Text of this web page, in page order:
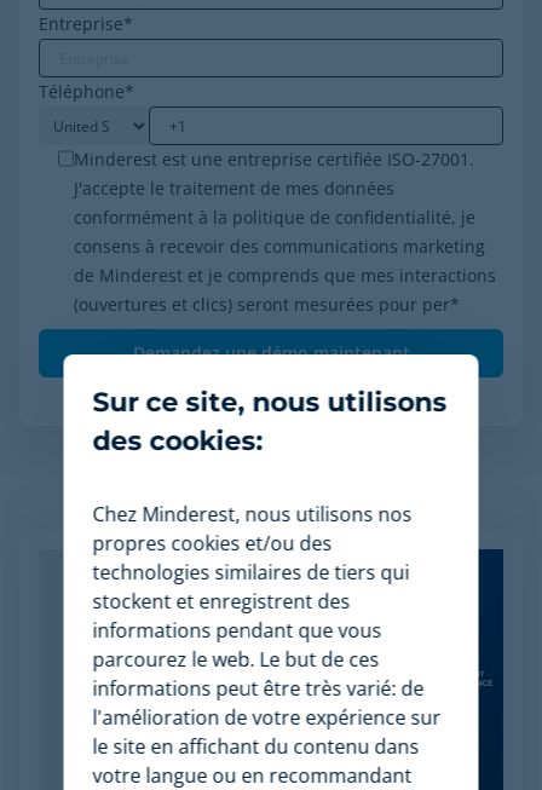
Entreprise*
Téléphone*
Minderest est une entreprise certifiée ISO-27001.
J'accepte le traitement de mes données
conformément à la politique de confidentialité, je
consens à recevoir des communications marketing
de Minderest et je comprends que mes interactions
(ouvertures et clics) seront mesurées pour per*
Articles apparentés
Sur ce site, nous utilisons
des cookies:
Chez Minderest, nous utilisons nos
propres cookies et/ou des
technologies similaires de tiers qui
stockent et enregistrent des
informations pendant que vous
parcourez le web. Le but de ces
informations peut être très varié: de
l'amélioration de votre expérience sur
le site en affichant du contenu dans
votre langue ou en recommandant